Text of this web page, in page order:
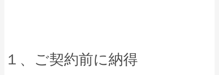
１、ご契約前に納得